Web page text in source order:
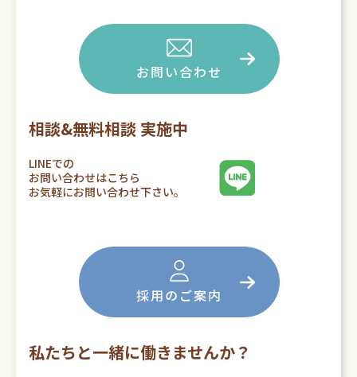
お問い合わせ
相談&無料相談 実施中
LINEでの
お問い合わせはこちら
お気軽にお問い合わせ下さい。
採用のご案内
私たちと一緒に働きませんか？